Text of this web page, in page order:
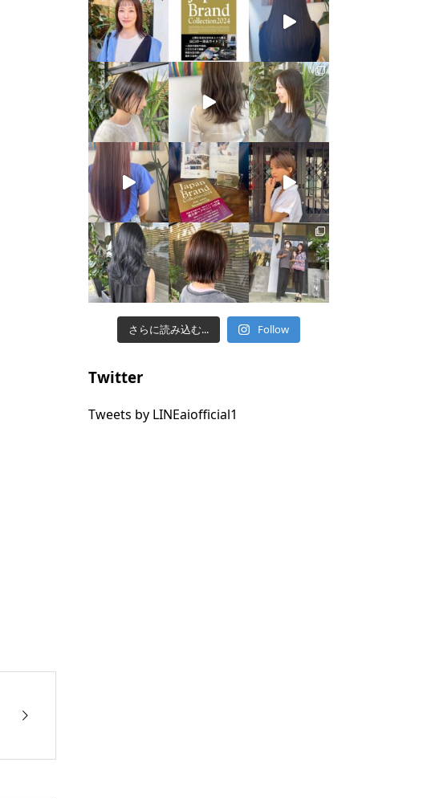
さらに読み込む... Follow
Twitter
Tweets by LINEaiofficial1